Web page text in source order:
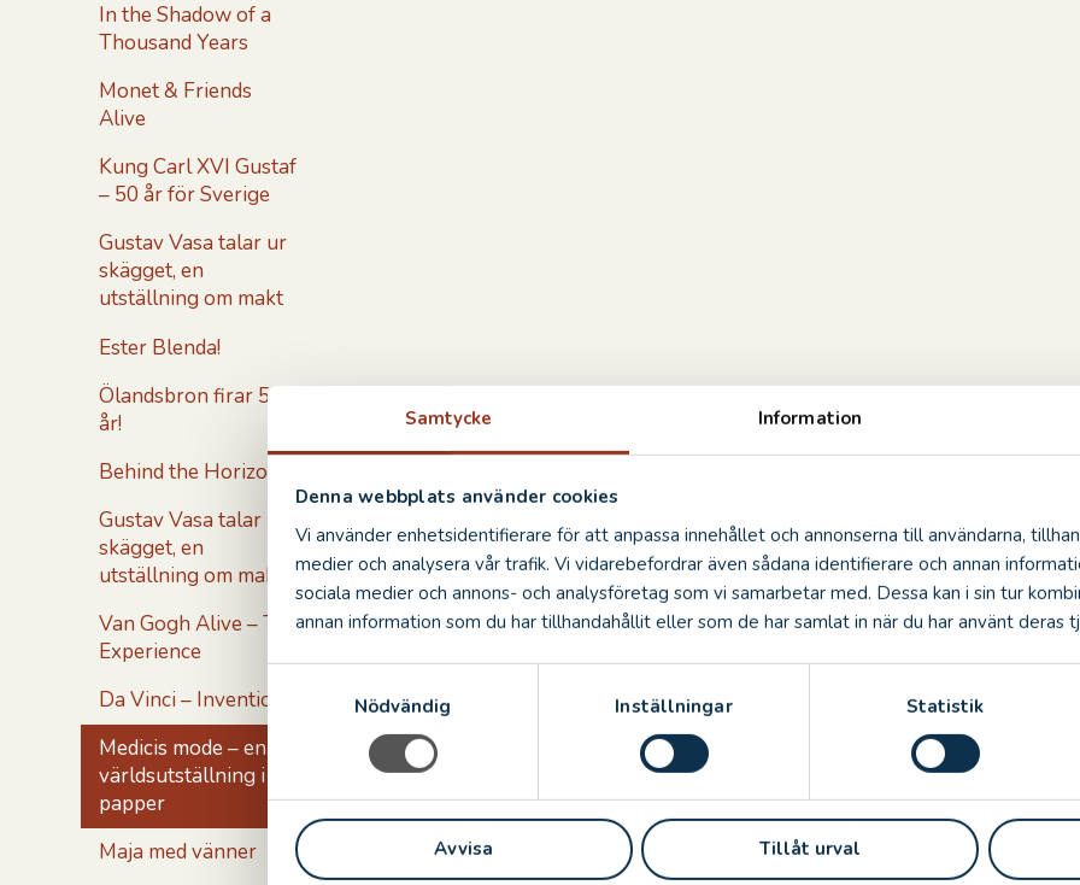
Samtycke Information
Denna webbplats använder cookies
Vi använder enhetsidentifierare för att anpassa innehållet och annonserna till användarna,
medier och analysera vår trafik. Vi vidarebefordrar även sådana identifierare och annan
sociala medier och annons- och analysföretag som vi samarbetar med. Dessa kan i sin tur
annan information som du har tillhandahållit eller som de har samlat in när du har använt deras
a
Nödvändig Inställningar Statistik
Avvisa Tillåt urval
In the Shadow of a
Thousand Years
Monet & Friends
Alive
Kung Carl XVI Gustaf
– 50 år för Sverige
Gustav Vasa talar ur
skägget, en
utställning om makt
Ester Blenda!
Ölandsbron firar 50
år!
Behind the Horizon
Gustav Vasa talar ur
skägget, en
utställning om makt
Van Gogh Alive – The
Experience
Da Vinci – Inventions
Medicis mode – en
världsutställning i
papper
Maja med vänner